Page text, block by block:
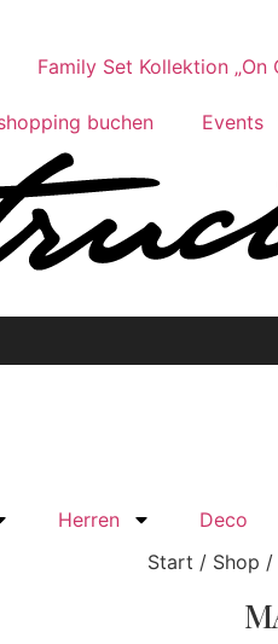
Family Set Kollektion „On
buchen Events
Herren Deco
Start / Shop /